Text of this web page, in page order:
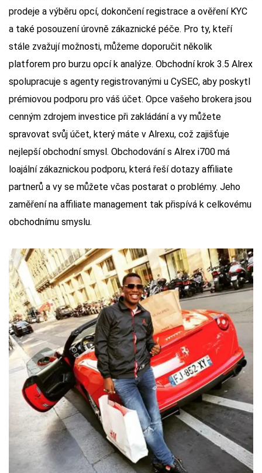
prodeje a výběru opcí, dokončení registrace a ověření KYC
a také posouzení úrovně zákaznické péče. Pro ty, kteří
stále zvažují možnosti, můžeme doporučit několik
platforem pro burzu opcí k analýze. Obchodní krok 3.5 Alrex
spolupracuje s agenty registrovanými u CySEC, aby poskytl
prémiovou podporu pro váš účet. Opce vašeho brokera jsou
cenným zdrojem investice při zakládání a vy můžete
spravovat svůj účet, který máte v Alrexu, což zajišťuje
nejlepší obchodní smysl. Obchodování s Alrex i700 má
loajální zákaznickou podporu, která řeší dotazy affiliate
partnerů a vy se můžete včas postarat o problémy. Jeho
zaměření na affiliate management tak přispívá k celkovému
obchodnímu smyslu.